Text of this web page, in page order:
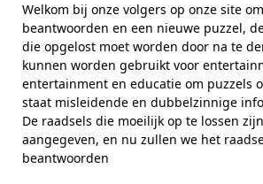
Welkom bij onze volgers op onze site
beantwoorden en een nieuwe puzzel,
die opgelost moet worden door na te
kunnen worden gebruikt voor
entertainment en educatie om puzzels
staat misleidende en dubbelzinnige
De raadsels die moeilijk op te lossen
aangegeven, en nu zullen we het
beantwoorden